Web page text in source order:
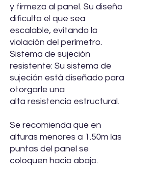
y firmeza al panel. Su diseño
dificulta el que sea
escalable, evitando la
violación del perímetro.
Sistema de sujeción
resistente: Su sistema de
sujeción está diseñado para
otorgarle una
alta resistencia estructural.
Se recomienda que en
alturas menores a 1.50m las
puntas del panel se
coloquen hacia abajo.